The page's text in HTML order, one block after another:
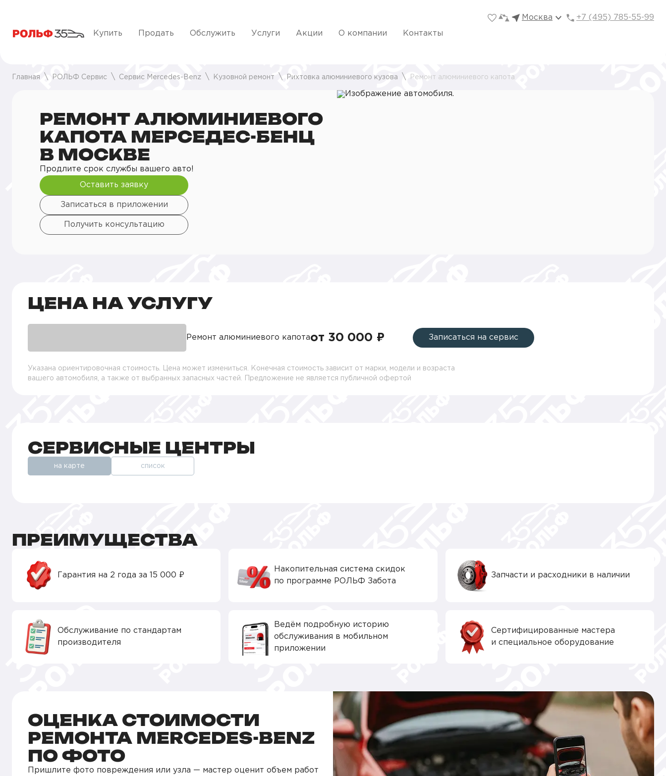
Москва +7 (495) 785-55-99
Купить Продать Обслужить Услуги Акции О компании Контакты
Главная РОЛЬФ Сервис Сервис Mercedes-Benz Кузовной ремонт Рихтовка алюминиевого кузова Ремонт алюминиевого капота
РЕМОНТ АЛЮМИНИЕВОГО
КАПОТА МЕРСЕДЕС-БЕНЦ
В МОСКВЕ
Продлите срок службы вашего авто!
Оставить заявку
Записаться в приложении
Получить консультацию
ЦЕНА НА УСЛУГУ
Ремонт алюминиевого капотаот 30 000 ₽ Записаться на сервис
Указана ориентировочная стоимость. Цена может измениться. Конечная стоимость зависит от марки, модели и возраста
вашего автомобиля, а также от выбранных запасных частей. Предложение не является публичной офертой
СЕРВИСНЫЕ ЦЕНТРЫ
на карте список
ПРЕИМУЩЕСТВА
Гарантия на 2 года за 15 000 ₽
Накопительная система скидок
по программе РОЛЬФ Забота
Запчасти и расходники в наличии
Обслуживание по стандартам
производителя
Ведём подробную историю
обслуживания в мобильном
приложении
Сертифицированные мастера
и специальное оборудование
ОЦЕНКА СТОИМОСТИ
РЕМОНТА MERCEDES-BENZ
ПО ФОТО
Пришлите фото повреждения или узла — мастер оценит объем работ